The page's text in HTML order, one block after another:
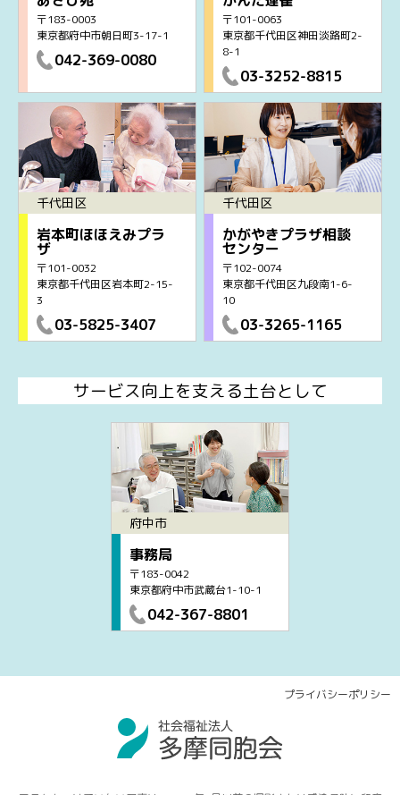
〒183-0003
東京都府中市朝日町3-17-1
042-369-0080
〒101-0063
東京都千代田区神田淡路町2-
8-1
03-3252-8815
千代田区
岩本町ほほえみプラ
ザ
〒101-0032
東京都千代田区岩本町2-15-
3
03-5825-3407
千代田区
かがやきプラザ相談
センター
〒102-0074
東京都千代田区九段南1-6-
10
03-3265-1165
サービス向上を支える土台として
府中市
事務局
〒183-0042
東京都府中市武蔵台1-10-1
042-367-8801
プライバシーポリシー